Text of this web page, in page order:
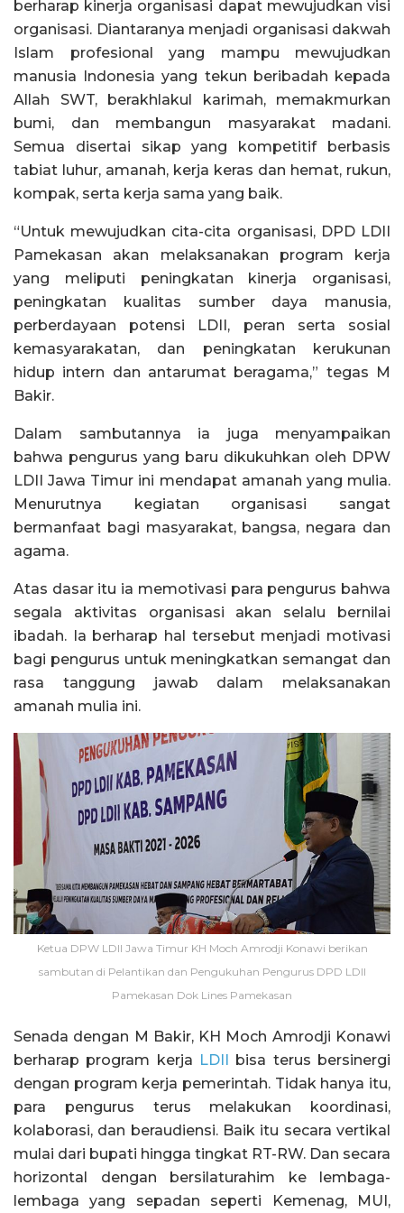
berharap kinerja organisasi dapat mewujudkan visi
organisasi. Diantaranya menjadi organisasi dakwah
Islam profesional yang mampu mewujudkan
manusia Indonesia yang tekun beribadah kepada
Allah SWT, berakhlakul karimah, memakmurkan
bumi, dan membangun masyarakat madani.
Semua disertai sikap yang kompetitif berbasis
tabiat luhur, amanah, kerja keras dan hemat, rukun,
kompak, serta kerja sama yang baik.
“Untuk mewujudkan cita-cita organisasi, DPD LDII
Pamekasan akan melaksanakan program kerja
yang meliputi peningkatan kinerja organisasi,
peningkatan kualitas sumber daya manusia,
perberdayaan potensi LDII, peran serta sosial
kemasyarakatan, dan peningkatan kerukunan
hidup intern dan antarumat beragama,” tegas M
Bakir.
Dalam sambutannya ia juga menyampaikan
bahwa pengurus yang baru dikukuhkan oleh DPW
LDII Jawa Timur ini mendapat amanah yang mulia.
Menurutnya kegiatan organisasi sangat
bermanfaat bagi masyarakat, bangsa, negara dan
agama.
Atas dasar itu ia memotivasi para pengurus bahwa
segala aktivitas organisasi akan selalu bernilai
ibadah. Ia berharap hal tersebut menjadi motivasi
bagi pengurus untuk meningkatkan semangat dan
rasa tanggung jawab dalam melaksanakan
amanah mulia ini.
Ketua DPW LDII Jawa Timur KH Moch Amrodji Konawi berikan
sambutan di Pelantikan dan Pengukuhan Pengurus DPD LDII
Pamekasan Dok Lines Pamekasan
Senada dengan M Bakir, KH Moch Amrodji Konawi
berharap program kerja LDII
bisa terus bersinergi
dengan program kerja pemerintah. Tidak hanya itu,
para pengurus terus melakukan koordinasi,
kolaborasi, dan beraudiensi. Baik itu secara vertikal
mulai dari bupati hingga tingkat RT-RW. Dan secara
horizontal dengan bersilaturahim ke lembaga-
lembaga yang sepadan seperti Kemenag, MUI,